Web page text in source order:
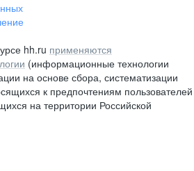
hh.ru применяются
(информационные технологии
на основе сбора, систематизации
к предпочтениям пользователей
на территории Российской